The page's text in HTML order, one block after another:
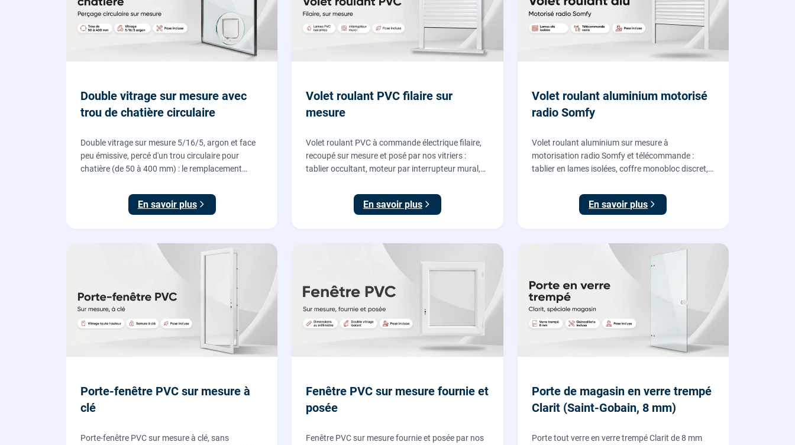
Double vitrage sur mesure avec
trou de chatière circulaire
Double vitrage sur mesure 5/16/5, argon et face
peu émissive, percé d'un trou circulaire pour
chatière (de 50 à 400 mm) : le remplacement
fourni et posé par nos vitriers.
En savoir plus
Volet roulant PVC filaire sur
mesure
Volet roulant PVC à commande électrique filaire,
recoupé sur mesure et posé par nos vitriers :
tablier occultant, moteur par interrupteur mural,
garantie 2 ans.
En savoir plus
Volet roulant aluminium motorisé
radio Somfy
Volet roulant aluminium sur mesure à
motorisation radio Somfy et télécommande :
tablier en lames isolées, coffre monobloc discret,
portes-fenêtres et baies coulissantes.
En savoir plus
Porte-fenêtre PVC sur mesure à
clé
Porte-fenêtre PVC sur mesure à clé, sans
Fenêtre PVC sur mesure fournie et
posée
Fenêtre PVC sur mesure fournie et posée par nos
Porte de magasin en verre trempé
Clarit (Saint-Gobain, 8 mm)
Porte tout verre en verre trempé Clarit de 8 mm